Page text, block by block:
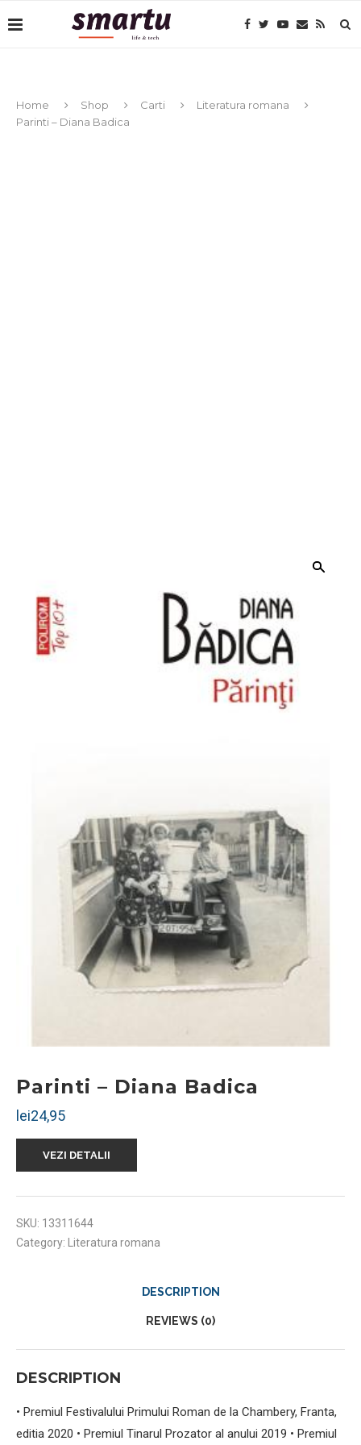
Home Shop Carti
Literatura romana
Parinti – Diana Badica
Parinti – Diana Badica
lei24,95
VEZI DETALII
SKU: 13311644
Category:
Literatura romana
DESCRIPTION
REVIEWS (0)
DESCRIPTION
• Premiul Festivalului Primului Roman de la Chambery, Franta,
editia 2020 • Premiul Tinarul Prozator al anului 2019 • Premiul